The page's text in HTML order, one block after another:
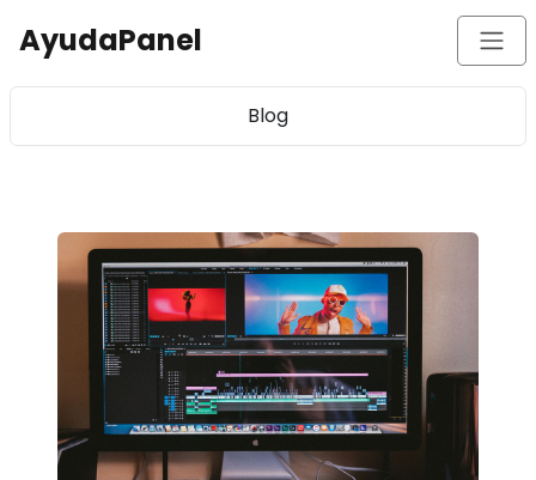
AyudaPanel
Blog